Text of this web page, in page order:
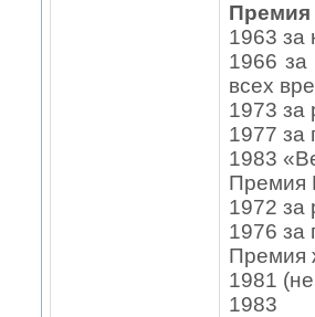
Премия
1963 за
1966
всех
1973 за
1977 за
1983
Премия
1972 за
1976 за
Премия
1981
1983